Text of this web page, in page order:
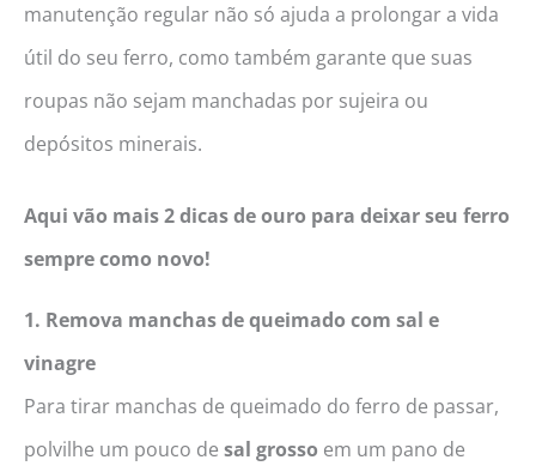
manutenção regular não só ajuda a prolongar a vida
útil do seu ferro, como também garante que suas
roupas não sejam manchadas por sujeira ou
depósitos minerais.
Aqui vão mais 2 dicas de ouro para deixar seu ferro
sempre como novo!
1. Remova manchas de queimado com sal e
vinagre
Para tirar manchas de queimado do ferro de passar,
polvilhe um pouco de sal grosso em um pano de